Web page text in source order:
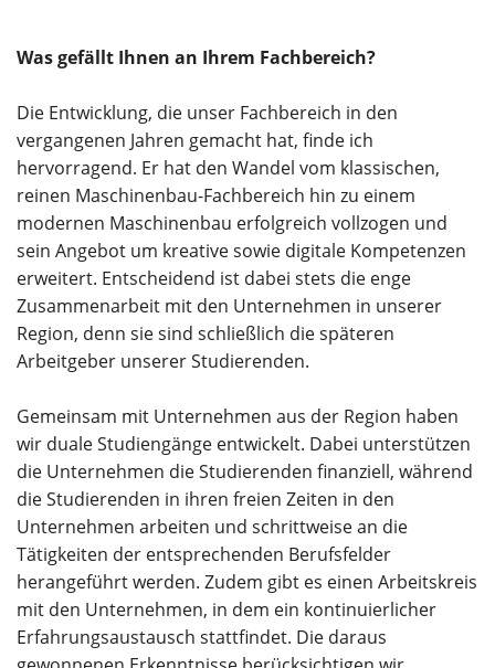
Was gefällt Ihnen an Ihrem Fachbereich?
Die Entwicklung, die unser Fachbereich in den
vergangenen Jahren gemacht hat, finde ich
hervorragend. Er hat den Wandel vom klassischen,
reinen Maschinenbau-Fachbereich hin zu einem
modernen Maschinenbau erfolgreich vollzogen und
sein Angebot um kreative sowie digitale Kompetenzen
erweitert. Entscheidend ist dabei stets die enge
Zusammenarbeit mit den Unternehmen in unserer
Region, denn sie sind schließlich die späteren
Arbeitgeber unserer Studierenden.
Gemeinsam mit Unternehmen aus der Region haben
wir duale Studiengänge entwickelt. Dabei unterstützen
die Unternehmen die Studierenden finanziell, während
die Studierenden in ihren freien Zeiten in den
Unternehmen arbeiten und schrittweise an die
Tätigkeiten der entsprechenden Berufsfelder
herangeführt werden. Zudem gibt es einen Arbeitskreis
mit den Unternehmen, in dem ein kontinuierlicher
Erfahrungsaustausch stattfindet. Die daraus